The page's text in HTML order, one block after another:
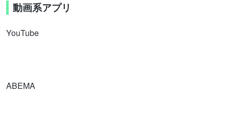
動画系アプリ
YouTube
ABEMA